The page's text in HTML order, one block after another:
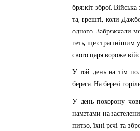
брязкіт зброї.Війська
та,врешті, коли
одного.Забряжчали
геть, ще страшнішим
свого царя вороже
У той день на тім
берега. На березі
У день похорону
наметами на
питво, їхні речі та